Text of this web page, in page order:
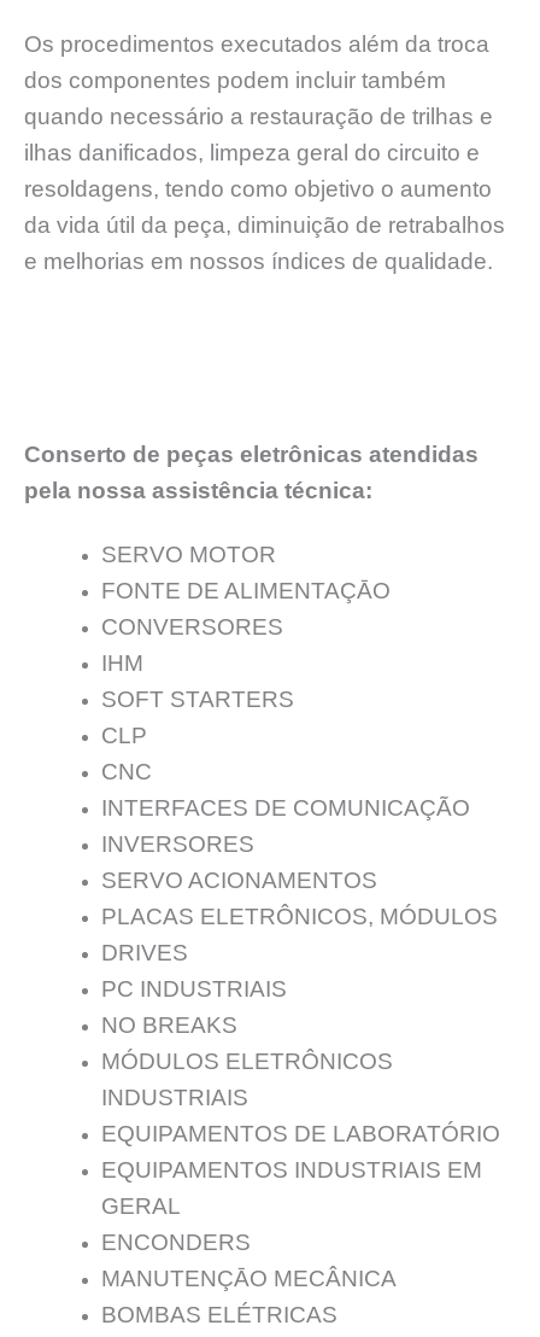
Os procedimentos executados além da troca
dos componentes podem incluir também
quando necessário a restauração de trilhas e
ilhas danificados, limpeza geral do circuito e
resoldagens, tendo como objetivo o aumento
da vida útil da peça, diminuição de retrabalhos
e melhorias em nossos índices de qualidade.
Conserto de peças eletrônicas atendidas
pela nossa assistência técnica:
SERVO MOTOR
FONTE DE ALIMENTAÇĀO
CONVERSORES
IHM
SOFT STARTERS
CLP
CNC
INTERFACES DE COMUNICAÇÃO
INVERSORES
SERVO ACIONAMENTOS
PLACAS ELETRÔNICOS, MÓDULOS
DRIVES
PC INDUSTRIAIS
NO BREAKS
MÓDULOS ELETRÔNICOS
INDUSTRIAIS
EQUIPAMENTOS DE LABORATÓRIO
EQUIPAMENTOS INDUSTRIAIS EM
GERAL
ENCONDERS
MANUTENÇĀO MECÂNICA
BOMBAS ELÉTRICAS